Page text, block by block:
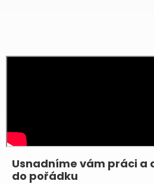
Usnadníme vám práci a
do pořádku